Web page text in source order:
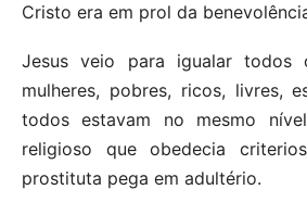
Cristo era em prol da
Jesus veio para igualar todos
mulheres, pobres, ricos, livres,
todos estavam no mesmo
religioso que obedecia
prostituta pega em adultério.